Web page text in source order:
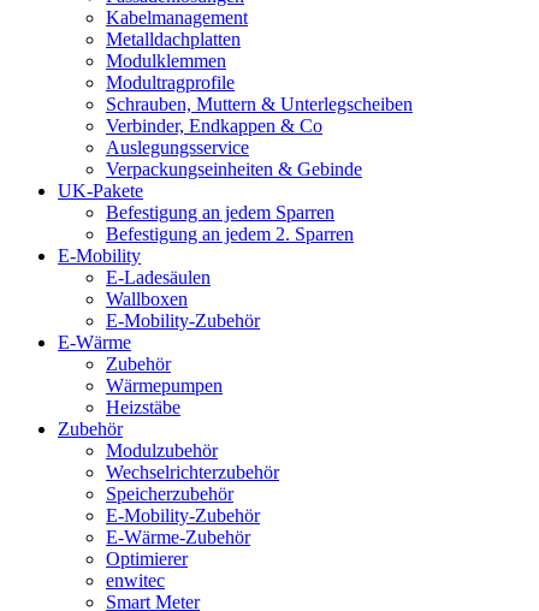
Kabelmanagement
Metalldachplatten
Modulklemmen
Modultragprofile
Schrauben, Muttern & Unterlegscheiben
Verbinder, Endkappen & Co
Auslegungsservice
Verpackungseinheiten & Gebinde
UK-Pakete
Befestigung an jedem Sparren
Befestigung an jedem 2. Sparren
E-Mobility
E-Ladesäulen
Wallboxen
E-Mobility-Zubehör
E-Wärme
Zubehör
Wärmepumpen
Heizstäbe
Zubehör
Modulzubehör
Wechselrichterzubehör
Speicherzubehör
E-Mobility-Zubehör
E-Wärme-Zubehör
Optimierer
enwitec
Smart Meter